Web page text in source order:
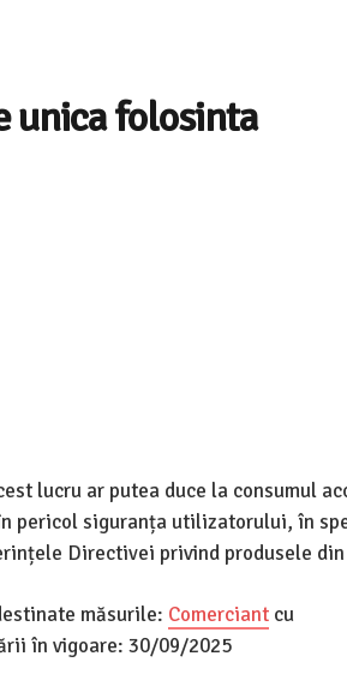
unica folosinta
lucru ar putea duce la consumul
pericol siguranța utilizatorului, în
Directivei privind produsele
măsurile: Comerciant cu
în vigoare: 30/09/2025